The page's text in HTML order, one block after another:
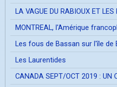
LA VAGUE DU RABIOUX ET
MONTREAL, l'Amérique
Les fous de Bassan sur l'île de
Les Laurentides
CANADA SEPT/OCT 2019 : UN